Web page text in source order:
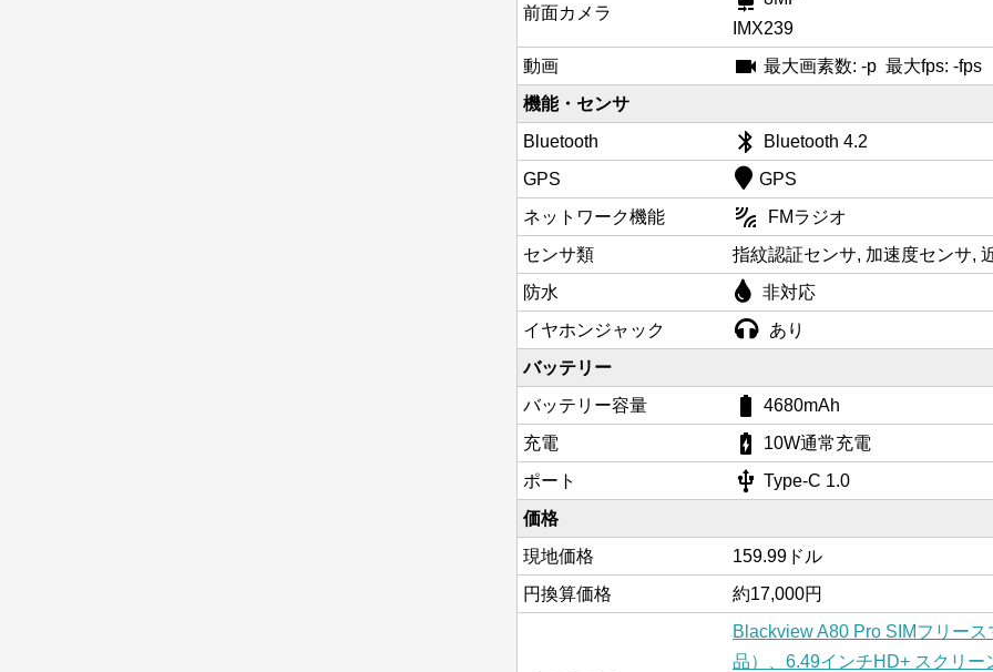
前面カメラ
IMX239
動画
videocam 最大画素数: -p 最大fps: -fps
機能・センサ
Bluetooth
bluetooth
Bluetooth 4.2
GPS
GPS
ネットワーク機能
leak_add
FMラジオ
センサ類
指紋認証センサ, 加速度センサ,
防水
非対応
イヤホンジャック
あり
バッテリー
バッテリー容量
battery_std
4680mAh
充電
battery_charging_full
10W通常充電
ポート
usb Type-C 1.0
価格
現地価格
159.99ドル
円換算価格
約17,000円
Blackview A80 Pro SIMフリー
品）、6.49インチHD+ スクリ